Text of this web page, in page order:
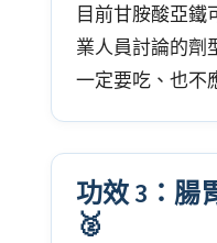
目前甘胺酸亞鐵
業人員討論的劑
一定要吃、也不
功效 3：腸
🥈